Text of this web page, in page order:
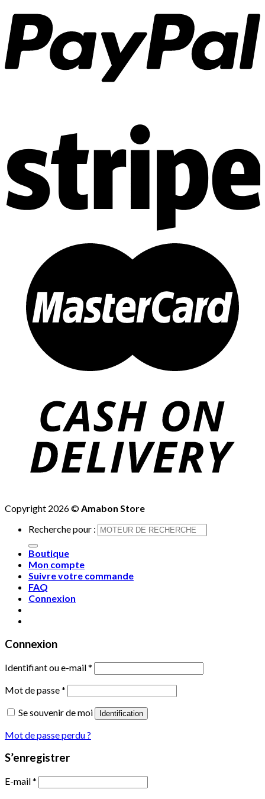
Copyright 2026 ©Amabon Store
Recherche pour :
Boutique
Mon compte
Suivre votre commande
FAQ
Connexion
Connexion
Identifiant ou e-mail*
Mot de passe*
Se souvenir de moi
Identification
Mot de passe perdu ?
S’enregistrer
E-mail*